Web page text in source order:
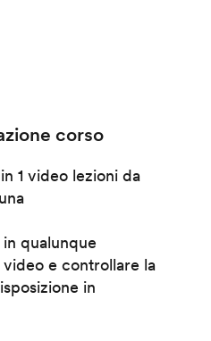
corso
1 video lezioni da
qualunque
e controllare la
in